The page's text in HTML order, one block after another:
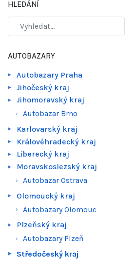
HLEDÁNÍ
AUTOBAZARY
Autobazary Praha
Jihočeský kraj
Jihomoravský kraj
Autobazar Brno
Karlovarský kraj
Královéhradecký kraj
Liberecký kraj
Moravskoslezský kraj
Autobazar Ostrava
Olomoucký kraj
Autobazary Olomouc
Plzeňský kraj
Autobazary Plzeň
Středočeský kraj